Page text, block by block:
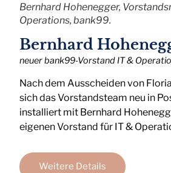
Bernhard Hohenegger,
Operations, bank99.
Bernhard
neuer bank99-Vorstand IT &
Nach dem Ausscheiden von
sich das Vorstandsteam neu in
installiert mit Bernhard
eigenen Vorstand für IT &
Weitere Details